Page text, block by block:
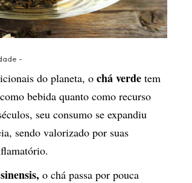
-
do planeta, o chá verde tem
bebida quanto como recurso
seu consumo se expandiu
sendo valorizado por suas
, o chá passa por pouca